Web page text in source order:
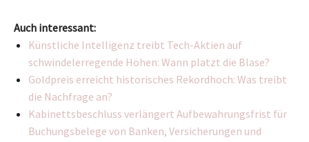
Auch interessant:
Künstliche Intelligenz treibt Tech-Aktien auf
schwindelerregende Höhen: Wann platzt die Blase?
Goldpreis erreicht historisches Rekordhoch: Was treibt
die Nachfrage an?
Kabinettsbeschluss verlängert Aufbewahrungsfrist für
Buchungsbelege von Banken, Versicherungen und